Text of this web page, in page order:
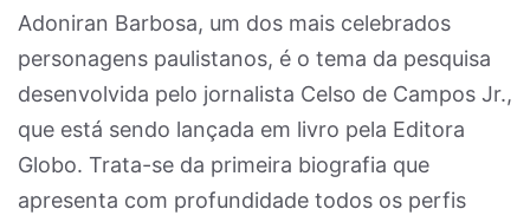
Adoniran Barbosa, um dos mais celebrados
personagens paulistanos, é o tema da pesquisa
desenvolvida pelo jornalista Celso de Campos Jr.,
que está sendo lançada em livro pela Editora
Globo. Trata-se da primeira biografia que
apresenta com profundidade todos os perfis